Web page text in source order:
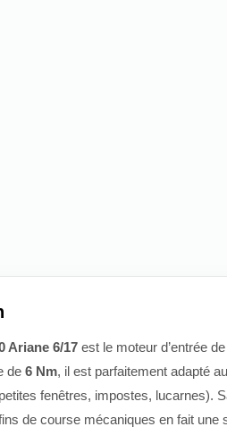
Ariane 6/17 est le moteur d’entrée
de 6 Nm, il est parfaitement adapté
fenêtres, impostes, lucarnes).
de course mécaniques en fait une